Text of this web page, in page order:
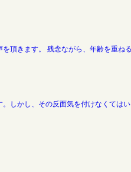
きます。 残念ながら、年齢を重
かし、その反面気を付けなくては